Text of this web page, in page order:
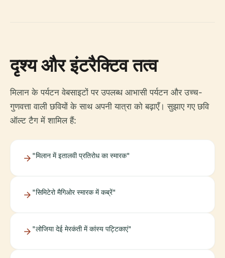
दृश्य और इंटरैक्टिव तत्व
मिलान के पर्यटन वेबसाइटों पर उपलब्ध आभासी पर्यटन और उच्च-
गुणवत्ता वाली छवियों के साथ अपनी यात्रा को बढ़ाएँ। सुझाए गए छवि
ऑल्ट टैग में शामिल हैं:
"मिलान में इतालवी प्रतिरोध का स्मारक"
"सिमिटेरो मैगिओर स्मारक में कब्रें"
"लोजिया देई मेरकंती में कांस्य पट्टिकाएं"